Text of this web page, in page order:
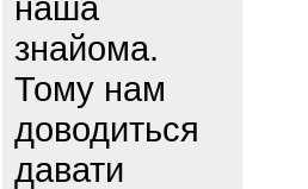
знайома.
Тому нам
доводиться
давати